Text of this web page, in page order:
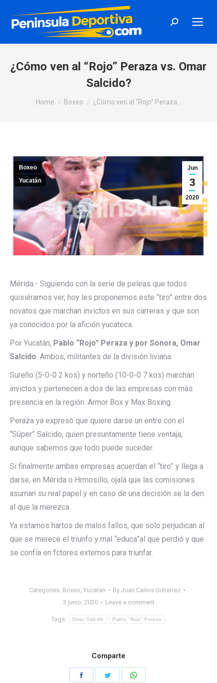
Search:
¿Cómo ven al “Rojo” Peraza vs. Omar
Salcido?
You are here:
Home Boxeo ¿Cómo ven al “Rojo” Peraza…
Jun
3
2020
Boxeo
Yucatán
Mérida.- Siguiendo con la serie de peleas que todos
quisiéramos ver, hoy les proponemos este “tiro” entre dos
novatos que marchan invictos en sus carreras y que son
ya conocidos por la afición yucateca.
Por Yucatán, Pablo “Rojo” Peraza y por Sonora, Omar
Salcido. Ambos, militantes de la división liviana.
Sureño (5-0-0 2 kos) y norteño (10-0-0 7 kos) marchan
invictos y pertenecen a dos de las empresas con más
presencia en la región: Armor Box y Max Boxing.
Peraza ya expresó que quiere darse un entre con el
“Súper” Salcido, quien presuntamente tiene ventaja,
aunque sabemos que todo puede suceder.
Si finalmente ambas empresas acuerdan el “tiro” y llega a
darse, en Mérida o Hrmosillo, ojalá que las comisiones
asuman su real papel y en caso de una decisión se la den
al que la merezca.
Ya estamos hartos de malos fallos, que solo perjudican al
que se merece el triunfo y mal “educa”al que perdió y que
se confía en fctores externos para triunfar.
Categories: Boxeo, Yucatán By Juan Carlos Gutierrez
3 junio, 2020
Leave a comment
Tags: Omar Salcido Pablo "Rojo" Peraza
Comparte
Share